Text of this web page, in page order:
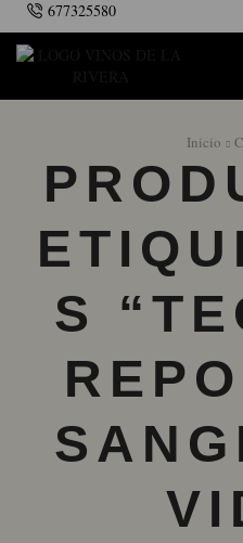
677325580
Inicio
S